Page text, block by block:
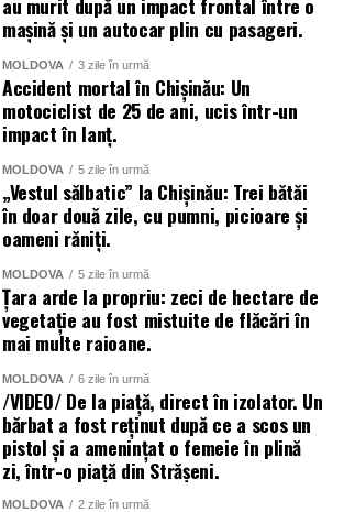
au murit după un impact frontal între o
mașină și un autocar plin cu pasageri.
MOLDOVA 3 zile în urmă
Accident mortal în Chișinău: Un
motociclist de 25 de ani, ucis într-un
impact în lanț.
MOLDOVA 5 zile în urmă
„Vestul sălbatic” la Chișinău: Trei bătăi
în doar două zile, cu pumni, picioare și
oameni răniți.
MOLDOVA 5 zile în urmă
Țara arde la propriu: zeci de hectare de
vegetație au fost mistuite de flăcări în
mai multe raioane.
MOLDOVA 6 zile în urmă
/VIDEO/ De la piață, direct în izolator. Un
bărbat a fost reținut după ce a scos un
pistol și a amenințat o femeie în plină
zi, într-o piață din Strășeni.
MOLDOVA 2 zile în urmă